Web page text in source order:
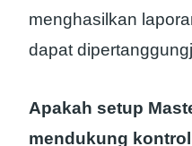
menghasilkan
dapat
Apakah setup
mendukung